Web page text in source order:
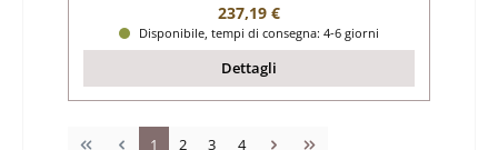
Prezzo normale:
237,19 €
Disponibile, tempi di consegna: 4-6 giorni
Dettagli
Pagina
1 Pagina
2 Pagina
3 Pagina
4